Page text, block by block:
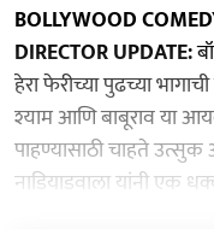
BOLLYWOOD
DIRECTOR UPDATE:
हेरा फेरीच्या पुढच्या
श्याम आणि बाबूराव या
पाहण्यासाठी चाहते उत्सुक
नाडियाडवाला यांनी एक